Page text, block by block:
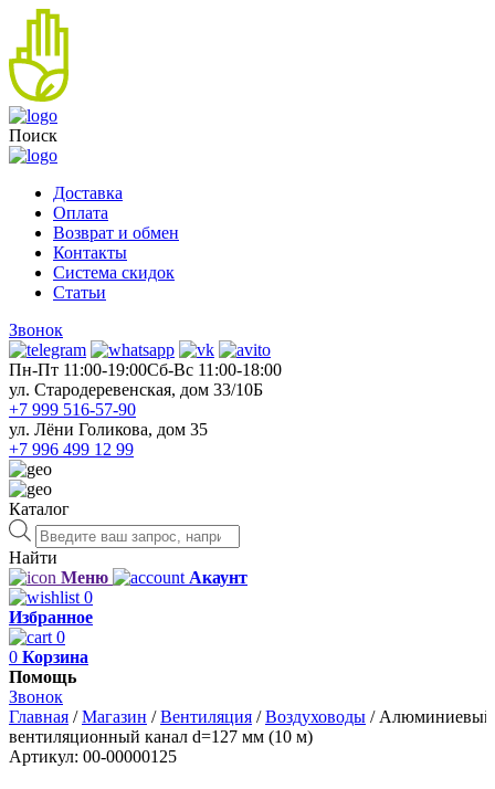
Поиск
Доставка
Оплата
Возврат и обмен
Контакты
Система скидок
Статьи
Звонок
Пн-Пт 11:00-19:00Cб-Вс 11:00-18:00
ул. Стародеревенская, дом 33/10Б
+7 999 516-57-90
ул. Лёни Голикова, дом 35
+7 996 499 12 99
Каталог
Поиск
товаров
Найти
Меню
Акаунт
0
Избранное
0
0 Корзина
Помощь
Звонок
Главная /Магазин /Вентиляция /Воздуховоды / Алюминиевый
вентиляционный канал d=127 мм (10 м)
Артикул: 00-00000125